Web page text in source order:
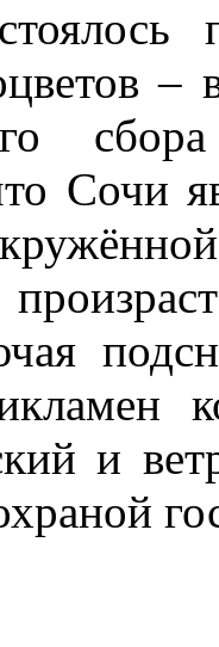
–
Сочи
и